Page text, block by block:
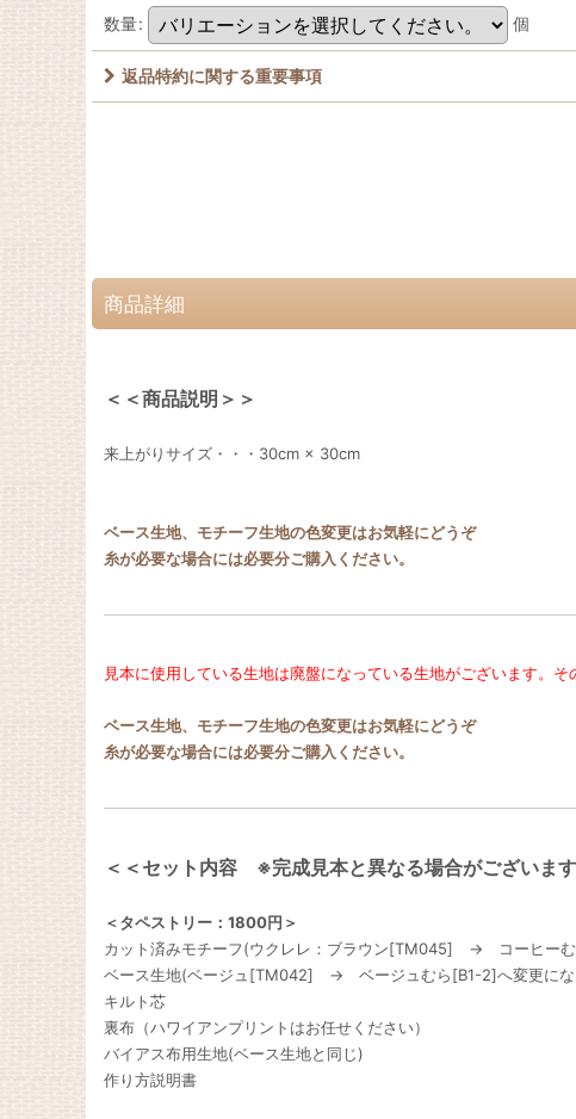
数量: 個
返品特約に関する重要事項
商品詳細
＜＜商品説明＞＞
来上がりサイズ・・・30cm × 30cm
ベース生地、モチーフ生地の色変更はお気軽にどうぞ
糸が必要な場合には必要分ご購入ください。
見本に使用している生地は廃盤になっている生地がございます。そ
ベース生地、モチーフ生地の色変更はお気軽にどうぞ
糸が必要な場合には必要分ご購入ください。
＜＜セット内容 ※完成見本と異なる場合がございま
＜タペストリー：1800円＞
カット済みモチーフ(ウクレレ：ブラウン[TM045] → コーヒー
ベース生地(ベージュ[TM042] → ベージュむら[B1-2]へ変更にな
キルト芯
裏布（ハワイアンプリントはお任せください）
バイアス布用生地(ベース生地と同じ)
作り方説明書